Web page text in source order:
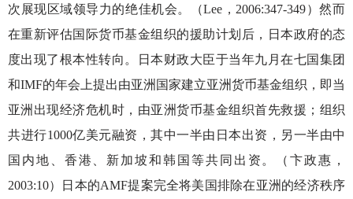
次展现区域领导力的绝佳机会。（Lee，2006:347-349）然而
在重新评估国际货币基金组织的援助计划后，日本政府的态
度出现了根本性转向。日本财政大臣于当年九月在七国集团
和IMF的年会上提出由亚洲国家建立亚洲货币基金组织，即当
亚洲出现经济危机时，由亚洲货币基金组织首先救援；组织
共进行1000亿美元融资，其中一半由日本出资，另一半由中
国内地、香港、新加坡和韩国等共同出资。（卞政惠，
2003:10）日本的AMF提案完全将美国排除在亚洲的经济秩序